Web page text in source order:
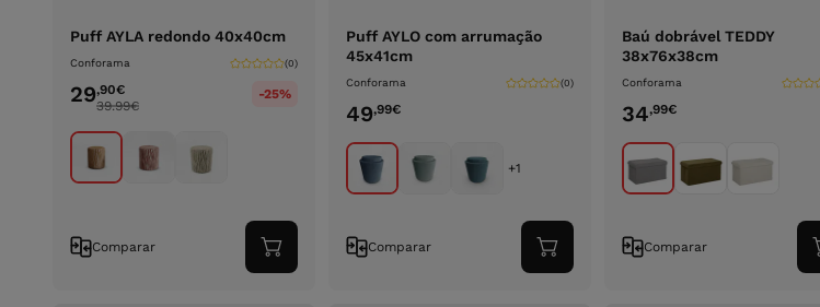
Puff AYLA redondo 40x40cm
Conforama (0)
29,90€
39.99€
-25%
Comparar
Adicionar
ao
Puff AYLO com arrumação
45x41cm
Conforama (0)
49,99€
+1
Comparar
Adicionar
ao
Baú dobrável TEDDY
38x76x38cm
Conforama
34,99€
Comparar